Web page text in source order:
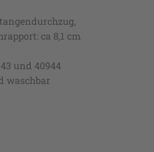
ca 8,1 cm
und 40944
waschbar